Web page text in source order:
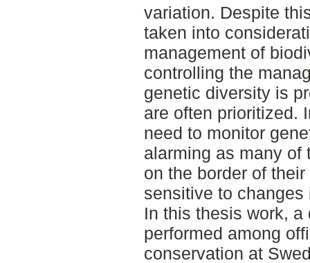
variation. Despite
taken into
management of
controlling the
genetic diversity is
are often prioritized.
need to monitor
alarming as many of
on the border of
sensitive to
In this thesis work,
performed among
conservation at